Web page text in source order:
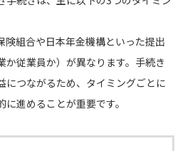
険組合や日本年金機構といった提出
か従業員か）が異なります。手続き
につながるため、タイミングごとに
進めることが重要です。